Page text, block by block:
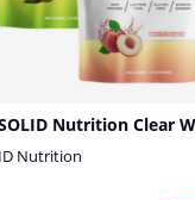
Nutrition